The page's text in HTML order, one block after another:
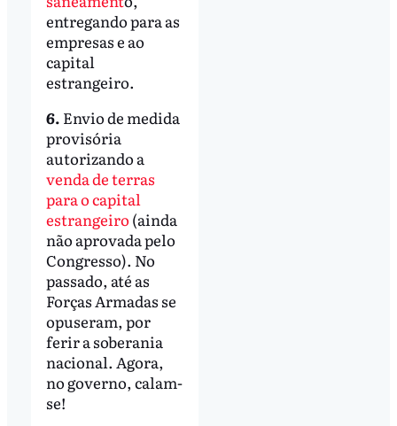
entregando para as
empresas e ao
capital
estrangeiro.
6. Envio de medida
provisória
autorizando a
venda de terras
para o capital
estrangeiro (ainda
não aprovada pelo
Congresso). No
passado, até as
Forças Armadas se
opuseram, por
ferir a soberania
nacional. Agora,
no governo, calam-
se!